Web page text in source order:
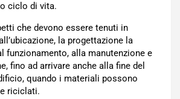
ciclo di vita.
che devono essere tenuti in
la progettazione la
funzionamento, alla manutenzione e
fino ad arrivare anche alla fine del
quando i materiali possono
riciclati.